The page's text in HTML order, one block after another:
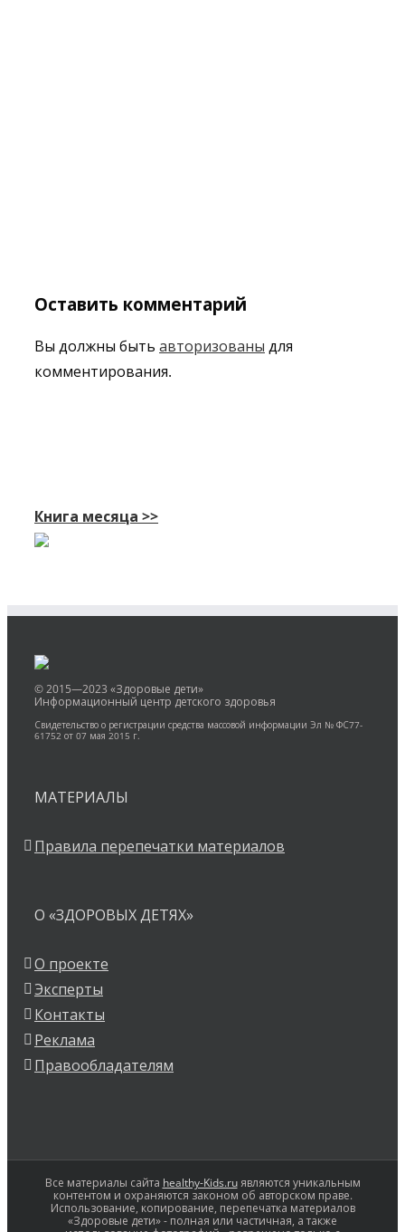
Оставить комментарий
Вы должны быть авторизованы для
комментирования.
Книга месяца >>
© 2015—2023 «Здоровые дети»
Информационный центр детского здоровья
Свидетельство о регистрации средства массовой информации Эл № ФС77-
61752 от 07 мая 2015 г.
МАТЕРИАЛЫ
Правила перепечатки материалов
О «ЗДОРОВЫХ ДЕТЯХ»
О проекте
Эксперты
Контакты
Реклама
Правообладателям
Все материалы сайта healthy-Kids.ruявляются уникальным
контентом и охраняются законом об авторском праве.
Использование, копирование, перепечатка материалов
«Здоровые дети» - полная или частичная, а также